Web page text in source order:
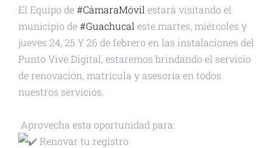
El Equipo de#CámaraMóvil estará visitando el
municipio de#Guachucal este martes, miércoles y
jueves 24, 25 Y 26 de febrero en las instalaciones del
Punto Vive Digital, estaremos brindando el servicio
de renovación, matrícula y asesoría en todos
nuestros servicios.
Aprovecha esta oportunidad para:
Renovar tu registro